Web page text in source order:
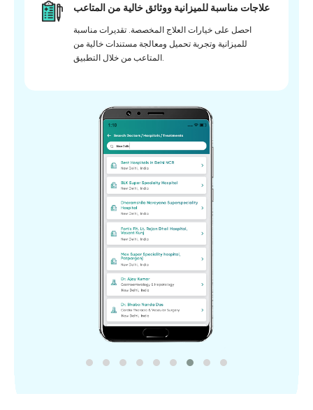
علاجات مناسبة للميزانية ووثائق خالية من المتاعب
احصل على خيارات العلاج المخصصة. تقديرات مناسبة
للميزانية وتجربة تحميل ومعالجة مستندات خالية من
المتاعب من خلال التطبيق.